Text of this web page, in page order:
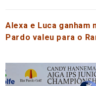
Alexa e Luca ganham
Pardo valeu para o